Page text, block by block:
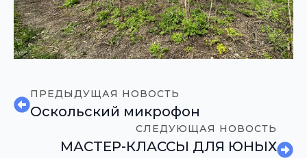
ПРЕДЫДУЩАЯ НОВОСТЬ
Оскольский микрофон
СЛЕДУЮЩАЯ НОВОСТЬ
МАСТЕР-КЛАССЫ ДЛЯ ЮНЫХ